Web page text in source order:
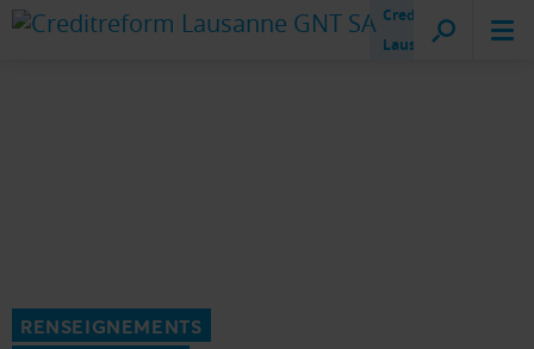
Creditreform
Lausanne
RENSEIGNEMENTS